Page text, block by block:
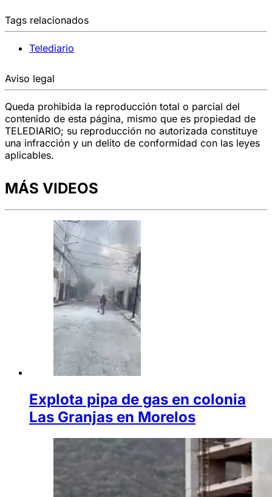
Tags relacionados
Telediario
Aviso legal
Queda prohibida la reproducción total o parcial del
contenido de esta página, mismo que es propiedad de
TELEDIARIO; su reproducción no autorizada constituye
una infracción y un delito de conformidad con las leyes
aplicables.
MÁS VIDEOS
Explota pipa de gas en colonia
Las Granjas en Morelos